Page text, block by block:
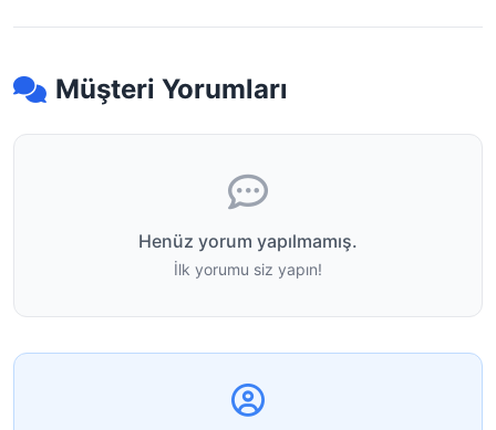
Müşteri Yorumları
Henüz yorum yapılmamış.
İlk yorumu siz yapın!